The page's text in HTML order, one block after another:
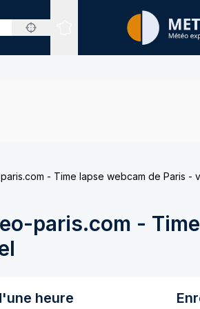
Sites expertisés
- Time lapse webcam de Paris -
paris.com -
heure